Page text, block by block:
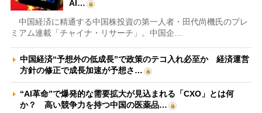
AI…
中国経済に精通する中国株投資の第一人者・田代尚機氏のプレ
ミアム連載「チャイナ・リサーチ」。中国企…
中国経済“予想外の低成長”で政策のテコ入れ必至か 経済運営
方針の修正で成長加速が予想さ…
“AI革命”で爆発的な需要拡大が見込まれる「CXO」とは何
か？ 高い競争力を持つ中国の医薬品…